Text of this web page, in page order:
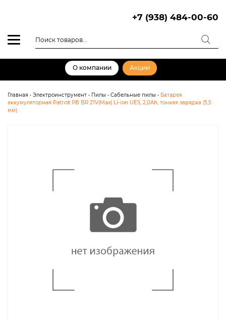
+7 (938) 484-00-60
товаров
О компании Акции
Главная • Электроинструмент • Пилы • Сабельные пилы • Батарея
аккумуляторная Patriot PB BR 21V(Max) Li-ion UES, 2,0Ah, тонкая зарядка (5,5
мм)